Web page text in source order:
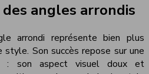
angles arrondis
arrondi représente bien plus
style. Son succès repose sur une
: son aspect visuel doux et